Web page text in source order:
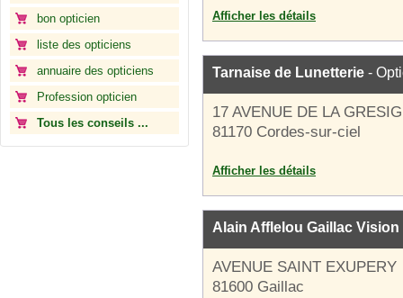
bon opticien
liste des opticiens
annuaire des opticiens
Profession opticien
Tous les conseils ...
Afficher les détails
Tarnaise de Lunetterie -
17 AVENUE DE LA
81170 Cordes-sur-ciel
Afficher les détails
Alain Afflelou Gaillac Vision
AVENUE SAINT EXUPERY
81600 Gaillac